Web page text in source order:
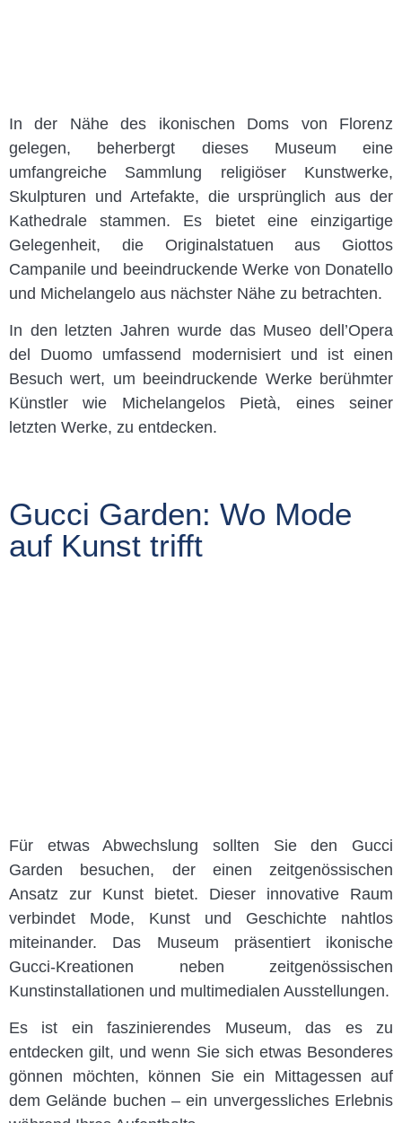
In der Nähe des ikonischen Doms von Florenz
gelegen, beherbergt dieses Museum eine
umfangreiche Sammlung religiöser Kunstwerke,
Skulpturen und Artefakte, die ursprünglich aus der
Kathedrale stammen. Es bietet eine einzigartige
Gelegenheit, die Originalstatuen aus Giottos
Campanile und beeindruckende Werke von Donatello
und Michelangelo aus nächster Nähe zu betrachten.
In den letzten Jahren wurde das Museo dell’Opera
del Duomo umfassend modernisiert und ist einen
Besuch wert, um beeindruckende Werke berühmter
Künstler wie Michelangelos Pietà, eines seiner
letzten Werke, zu entdecken.
Gucci Garden: Wo Mode
auf Kunst trifft
Für etwas Abwechslung sollten Sie den Gucci
Garden besuchen, der einen zeitgenössischen
Ansatz zur Kunst bietet. Dieser innovative Raum
verbindet Mode, Kunst und Geschichte nahtlos
miteinander. Das Museum präsentiert ikonische
Gucci-Kreationen neben zeitgenössischen
Kunstinstallationen und multimedialen Ausstellungen.
Es ist ein faszinierendes Museum, das es zu
entdecken gilt, und wenn Sie sich etwas Besonderes
gönnen möchten, können Sie ein Mittagessen auf
dem Gelände buchen – ein unvergessliches Erlebnis